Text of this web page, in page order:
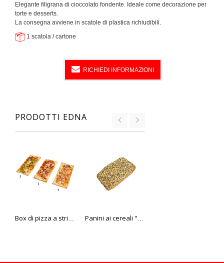
Elegante filigrana di cioccolato fondente. Ideale come decorazione per
torte e desserts.
La consegna avviene in scatole di plastica richiudibili.
1 scatola / cartone
RICHIEDI INFORMAZIONI
PRODOTTI EDNA
Box di pizza a strisce, 3 varietà Panini ai cereali "sport" 85 gr Edna